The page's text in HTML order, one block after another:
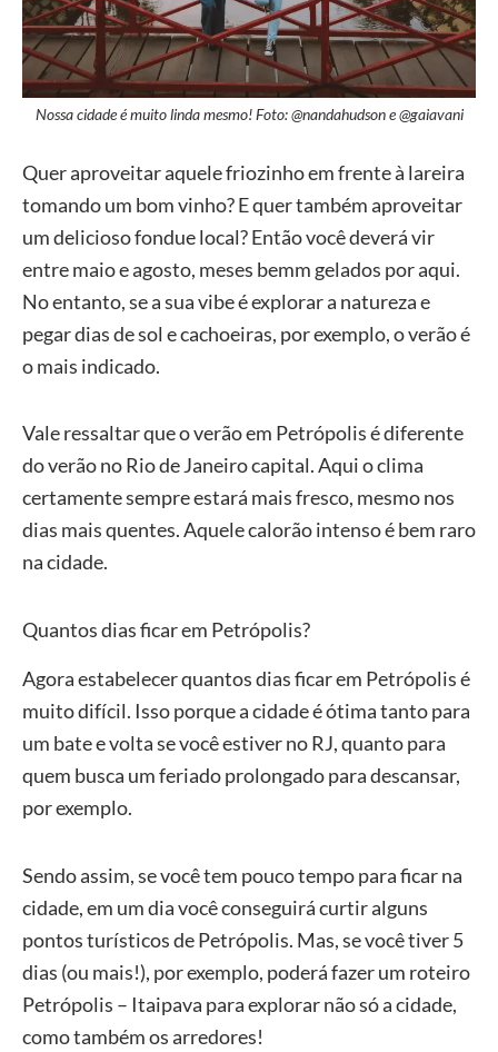
Nossa cidade é muito linda mesmo! Foto: @nandahudson e @gaiavani
Quer aproveitar aquele friozinho em frente à lareira
tomando um bom vinho? E quer também aproveitar
um delicioso fondue local? Então você deverá vir
entre maio e agosto, meses bemm gelados por aqui.
No entanto, se a sua vibe é explorar a natureza e
pegar dias de sol e cachoeiras, por exemplo, o verão é
o mais indicado.
Vale ressaltar que o verão em Petrópolis é diferente
do verão no Rio de Janeiro capital. Aqui o clima
certamente sempre estará mais fresco, mesmo nos
dias mais quentes. Aquele calorão intenso é bem raro
na cidade.
Quantos dias ficar em Petrópolis?
Agora estabelecer quantos dias ficar em Petrópolis é
muito difícil. Isso porque a cidade é ótima tanto para
um bate e volta se você estiver no RJ, quanto para
quem busca um feriado prolongado para descansar,
por exemplo.
Sendo assim, se você tem pouco tempo para ficar na
cidade, em um dia você conseguirá curtir alguns
pontos turísticos de Petrópolis. Mas, se você tiver 5
dias (ou mais!), por exemplo, poderá fazer um roteiro
Petrópolis – Itaipava para explorar não só a cidade,
como também os arredores!